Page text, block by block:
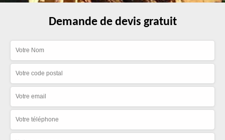
Demande de devis gratuit